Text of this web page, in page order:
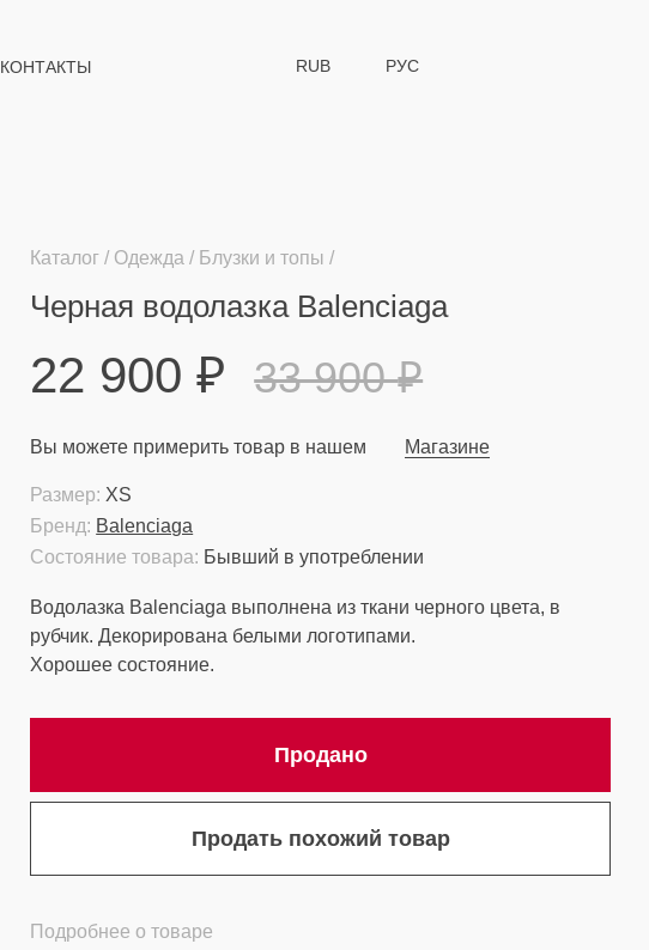
КОНТАКТЫ RUB РУС
Каталог Одежда Блузки и топы
Черная водолазка Balenciaga
22 900₽ 33 900₽
Вы можете примерить товар в нашем Магазине
Состояние товара: Бывший в употреблении
Бренд: Balenciaga
Размер: XS
Водолазка Balenciaga выполнена из ткани черного цвета, в
рубчик. Декорирована белыми логотипами.
Хорошее состояние.
Продано
Продать похожий товар
Подробнее о товаре